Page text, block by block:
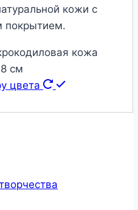
кожи с
покрытием.
кожа
см
цвета